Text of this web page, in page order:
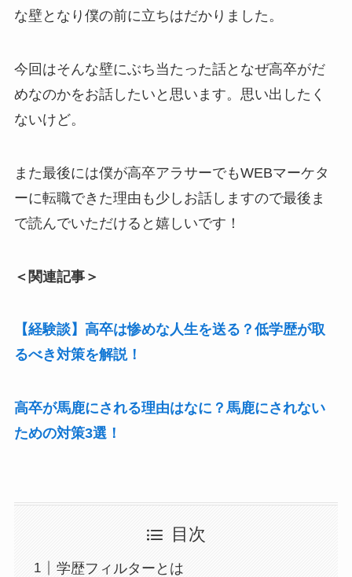
な壁となり僕の前に立ちはだかりました。
今回はそんな壁にぶち当たった話となぜ高卒がだ
めなのかをお話したいと思います。思い出したく
ないけど。
また最後には僕が高卒アラサーでもWEBマーケタ
ーに転職できた理由も少しお話しますので最後ま
で読んでいただけると嬉しいです！
＜関連記事＞
【経験談】高卒は惨めな人生を送る？低学歴が取
るべき対策を解説！
高卒が馬鹿にされる理由はなに？馬鹿にされない
ための対策3選！
目次
学歴フィルターとは